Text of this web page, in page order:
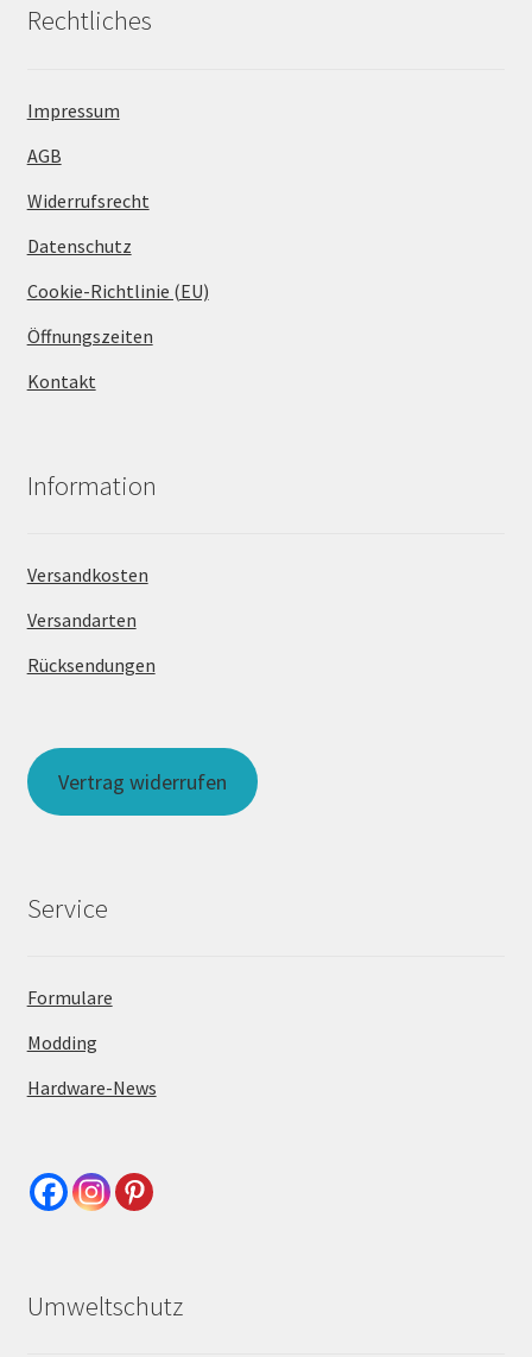
Rechtliches
Impressum
AGB
Widerrufsrecht
Datenschutz
Cookie-Richtlinie (EU)
Öffnungszeiten
Kontakt
Information
Versandkosten
Versandarten
Rücksendungen
Vertrag widerrufen
Service
Formulare
Modding
Hardware-News
Umweltschutz